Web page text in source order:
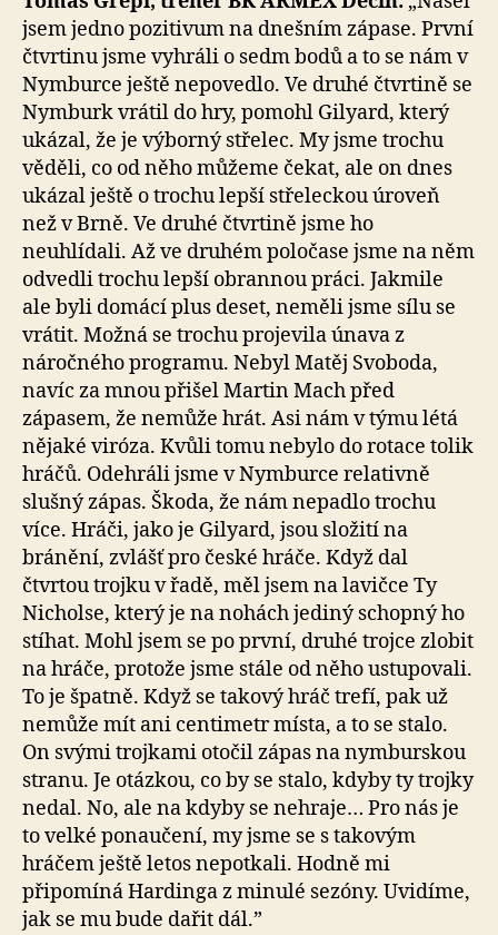
jsem jedno pozitivum na dnešním zápase. První
čtvrtinu jsme vyhráli o sedm bodů a to se nám v
Nymburce ještě nepovedlo. Ve druhé čtvrtině se
Nymburk vrátil do hry, pomohl Gilyard, který
ukázal, že je výborný střelec. My jsme trochu
věděli, co od něho můžeme čekat, ale on dnes
ukázal ještě o trochu lepší střeleckou úroveň
než v Brně. Ve druhé čtvrtině jsme ho
neuhlídali. Až ve druhém poločase jsme na něm
odvedli trochu lepší obrannou práci. Jakmile
ale byli domácí plus deset, neměli jsme sílu se
vrátit. Možná se trochu projevila únava z
náročného programu. Nebyl Matěj Svoboda,
navíc za mnou přišel Martin Mach před
zápasem, že nemůže hrát. Asi nám v týmu létá
nějaké viróza. Kvůli tomu nebylo do rotace tolik
hráčů. Odehráli jsme v Nymburce relativně
slušný zápas. Škoda, že nám nepadlo trochu
více. Hráči, jako je Gilyard, jsou složití na
bránění, zvlášť pro české hráče. Když dal
čtvrtou trojku v řadě, měl jsem na lavičce Ty
Nicholse, který je na nohách jediný schopný ho
stíhat. Mohl jsem se po první, druhé trojce zlobit
na hráče, protože jsme stále od něho ustupovali.
To je špatně. Když se takový hráč trefí, pak už
nemůže mít ani centimetr místa, a to se stalo.
On svými trojkami otočil zápas na nymburskou
stranu. Je otázkou, co by se stalo, kdyby ty trojky
nedal. No, ale na kdyby se nehraje… Pro nás je
to velké ponaučení, my jsme se s takovým
hráčem ještě letos nepotkali. Hodně mi
připomíná Hardinga z minulé sezóny. Uvidíme,
jak se mu bude dařit dál.”